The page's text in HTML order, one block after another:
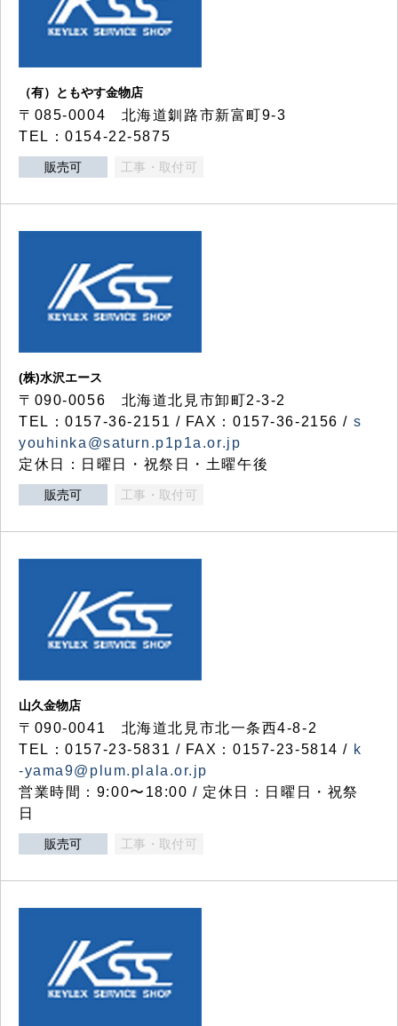
（有）ともやす金物店
〒085-0004 北海道釧路市新富町9-3
TEL：0154-22-5875
販売可 工事・取付可
(株)水沢エース
〒090-0056 北海道北見市卸町2-3-2
TEL：0157-36-2151 / FAX：0157-36-2156 / s
youhinka@saturn.p1p1a.or.jp
定休日：日曜日・祝祭日・土曜午後
販売可 工事・取付可
山久金物店
〒090-0041 北海道北見市北一条西4-8-2
TEL：0157-23-5831 / FAX：0157-23-5814 / k
-yama9@plum.plala.or.jp
営業時間：9:00〜18:00 / 定休日：日曜日・祝祭
日
販売可 工事・取付可